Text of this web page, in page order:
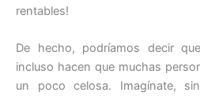
rentables!
De hecho, podríamos decir
incluso hacen que muchas
un poco celosa. Imagínate,